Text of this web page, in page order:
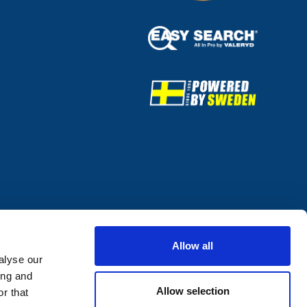
our
and
that
Allow all
Allow selection